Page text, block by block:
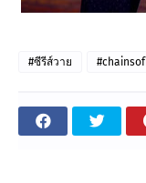
#ซีรีส์วาย